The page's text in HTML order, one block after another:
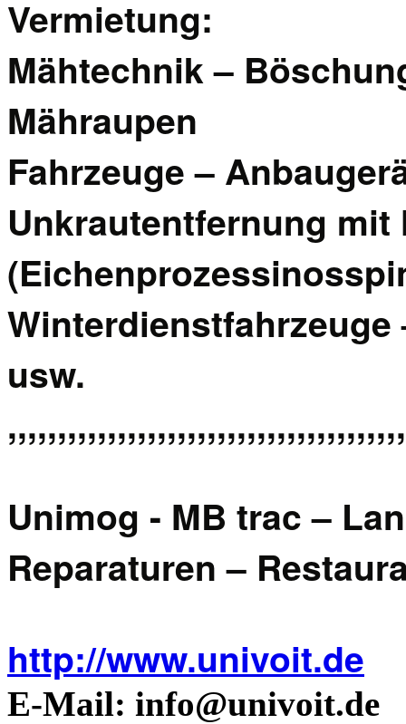
Vermietung:
Mähtechnik –
Mähraupen
Fahrzeuge –
Unkrautentfernung mit
usw.
Unimog - MB trac –
Reparaturen –
http://www.univoit.de
E-Mail: info@univoit.de